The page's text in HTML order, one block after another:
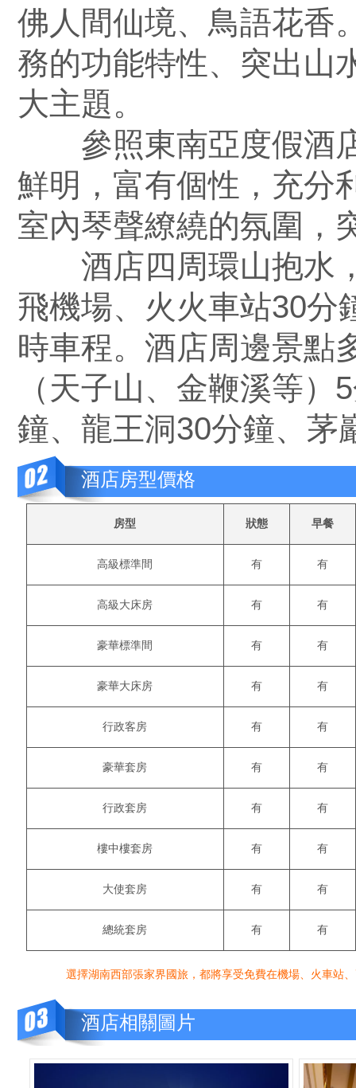
佛人間仙境、鳥語花香
務的功能特性、突出山
大主題。
參照東南亞度假酒店
鮮明，富有個性，充分
室內琴聲繚繞的氛圍，
酒店四周環山抱水，
飛機場、火火車站30分
時車程。酒店周邊景點
（天子山、金鞭溪等
鐘、龍王洞30分鐘、茅
酒店房型價格
房型 狀態 早餐
高級標準間 有 有
高級大床房 有 有
豪華標準間 有 有
豪華大床房 有 有
行政客房 有 有
豪華套房 有 有
行政套房 有 有
樓中樓套房 有 有
大使套房 有 有
總統套房 有 有
選擇湖南西部張家界國旅，都將享受免費在機場、火車站
酒店相關圖片